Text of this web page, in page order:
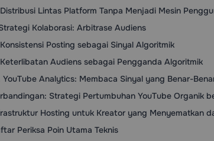
Lintas Platform Tanpa Menjadi Mesin
Kolaborasi: Arbitrase Audiens
Posting sebagai Sinyal Algoritmik
Audiens sebagai Pengganda Algoritmik
YouTube Analytics: Membaca Sinyal yang Benar-
Strategi Pertumbuhan YouTube Organik
Hosting untuk Kreator yang Menyematkan
Periksa Poin Utama Teknis